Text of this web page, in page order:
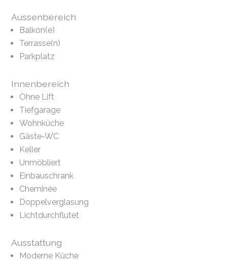
Aussenbereich
Balkon(e)
Terrasse(n)
Parkplatz
Innenbereich
Ohne Lift
Tiefgarage
Wohnküche
Gäste-WC
Keller
Unmöbliert
Einbauschrank
Cheminée
Doppelverglasung
Lichtdurchflutet
Ausstattung
Moderne Küche